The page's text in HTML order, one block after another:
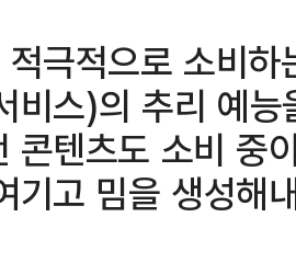
극적으로 소비
비스)의 추리 예
텐츠도 소비 중
기고 밈을 생성해